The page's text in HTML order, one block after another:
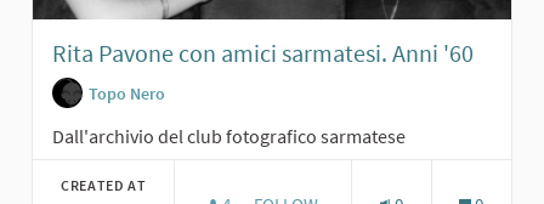
Rita Pavone con amici sarmatesi. Anni '60
Topo Nero
Dall'archivio del club fotografico sarmatese
CREATED AT